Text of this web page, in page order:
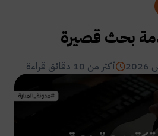
بحث قصيرة
أكثر من 10 دقائق قراءة